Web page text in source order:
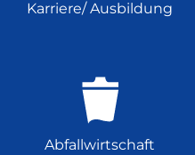
Karriere/ Ausbildung
Abfallwirtschaft